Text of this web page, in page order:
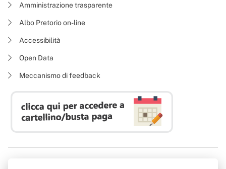
Amministrazione trasparente
Albo Pretorio on-line
Accessibilità
Open Data
Meccanismo di feedback